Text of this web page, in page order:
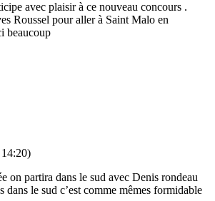
avec plaisir à ce nouveau concours .
Roussel pour aller à Saint Malo en
beaucoup
on partira dans le sud avec Denis rondeau
dans le sud c’est comme mêmes formidable